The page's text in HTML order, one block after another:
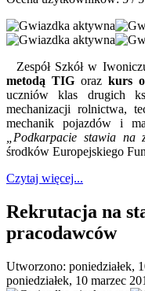
Zespół Szkół w
metodą TIG oraz kurs
uczniów klas drugich
mechanizacji rolnictwa,
mechanik pojazdów i
„Podkarpacie stawia na
środków Europejskiego
Czytaj więcej...
Rekrutacja na
pracodawców
Utworzono: poniedziałek,
poniedziałek, 10 marzec